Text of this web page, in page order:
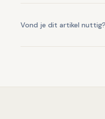
Vond je dit artikel